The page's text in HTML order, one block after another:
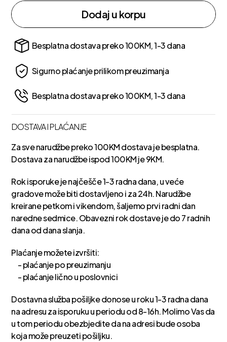
Dodaj u korpu
Besplatna dostava preko 100KM, 1-3 dana
Sigurno plaćanje prilikom preuzimanja
Besplatna dostava preko 100KM, 1-3 dana
DOSTAVA I PLAĆANJE
Za sve narudžbe preko 100KM dostava je besplatna.
Dostava za narudžbe ispod 100KM je 9KM.
Rok isporuke je najčešče 1-3 radna dana, u veće
gradove može biti dostavljeno i za 24h. Narudžbe
kreirane petkom i vikendom, šaljemo prvi radni dan
naredne sedmice. Obavezni rok dostave je do 7 radnih
dana od dana slanja.
Plaćanje možete izvršiti:
- plaćanje po preuzimanju
- plaćanje lično u poslovnici
Dostavna služba pošiljke donose u roku 1-3 radna dana
na adresu za isporuku u periodu od 8-16h. Molimo Vas da
u tom periodu obezbjedite da na adresi bude osoba
koja može preuzeti pošiljku.